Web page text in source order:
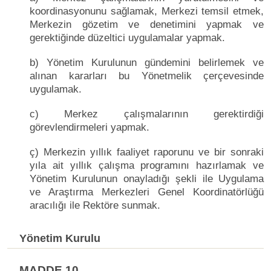
koordinasyonunu sağlamak, Merkezi temsil etmek,
Merkezin gözetim ve denetimini yapmak ve
gerektiğinde düzeltici uygulamalar yapmak.
b) Yönetim Kurulunun gündemini belirlemek ve
alınan kararları bu Yönetmelik çerçevesinde
uygulamak.
c) Merkez çalışmalarının gerektirdiği
görevlendirmeleri yapmak.
ç) Merkezin yıllık faaliyet raporunu ve bir sonraki
yıla ait yıllık çalışma programını hazırlamak ve
Yönetim Kurulunun onayladığı şekli ile Uygulama
ve Araştırma Merkezleri Genel Koordinatörlüğü
aracılığı ile Rektöre sunmak.
Yönetim Kurulu